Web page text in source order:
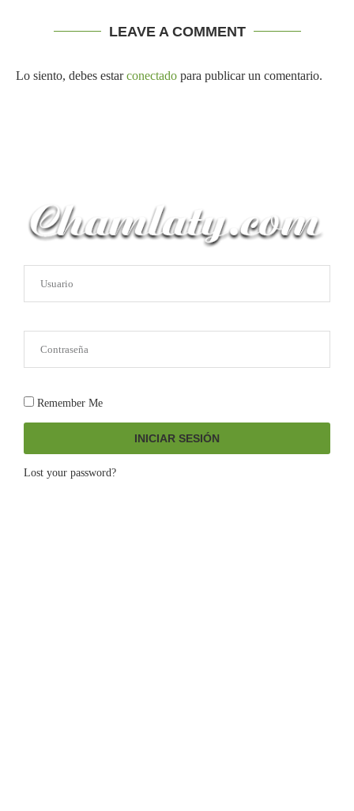
LEAVE A COMMENT
Lo siento, debes estarconectado para publicar un comentario.
Remember Me
INICIAR SESIÓN
Lost your password?